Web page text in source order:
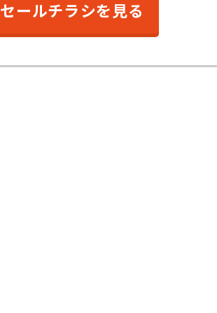
セールチラシを見る